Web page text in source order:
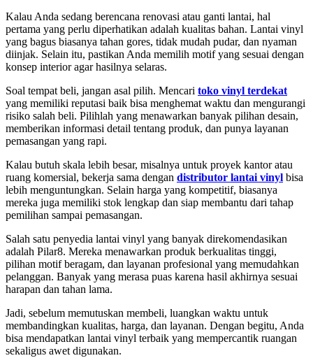
Kalau Anda sedang berencana renovasi atau ganti lantai, hal
pertama yang perlu diperhatikan adalah kualitas bahan. Lantai vinyl
yang bagus biasanya tahan gores, tidak mudah pudar, dan nyaman
diinjak. Selain itu, pastikan Anda memilih motif yang sesuai dengan
konsep interior agar hasilnya selaras.
Soal tempat beli, jangan asal pilih. Mencari toko vinyl terdekat
yang memiliki reputasi baik bisa menghemat waktu dan mengurangi
risiko salah beli. Pilihlah yang menawarkan banyak pilihan desain,
memberikan informasi detail tentang produk, dan punya layanan
pemasangan yang rapi.
Kalau butuh skala lebih besar, misalnya untuk proyek kantor atau
ruang komersial, bekerja sama dengan distributor lantai vinyl bisa
lebih menguntungkan. Selain harga yang kompetitif, biasanya
mereka juga memiliki stok lengkap dan siap membantu dari tahap
pemilihan sampai pemasangan.
Salah satu penyedia lantai vinyl yang banyak direkomendasikan
adalah Pilar8. Mereka menawarkan produk berkualitas tinggi,
pilihan motif beragam, dan layanan profesional yang memudahkan
pelanggan. Banyak yang merasa puas karena hasil akhirnya sesuai
harapan dan tahan lama.
Jadi, sebelum memutuskan membeli, luangkan waktu untuk
membandingkan kualitas, harga, dan layanan. Dengan begitu, Anda
bisa mendapatkan lantai vinyl terbaik yang mempercantik ruangan
sekaligus awet digunakan.